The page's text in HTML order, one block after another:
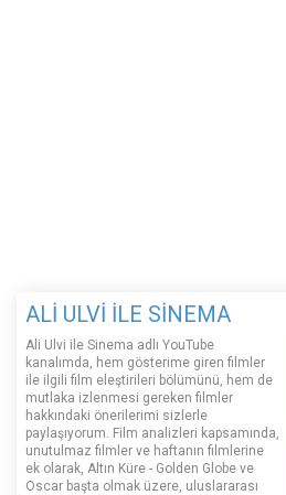
ALİ ULVİ İLE SİNEMA
Ali Ulvi ile Sinema adlı YouTube
kanalımda, hem gösterime giren filmler
ile ilgili film eleştirileri bölümünü, hem de
mutlaka izlenmesi gereken filmler
hakkındaki önerilerimi sizlerle
paylaşıyorum. Film analizleri kapsamında,
unutulmaz filmler ve haftanın filmlerine
ek olarak, Altın Küre - Golden Globe ve
Oscar başta olmak üzere, uluslararası